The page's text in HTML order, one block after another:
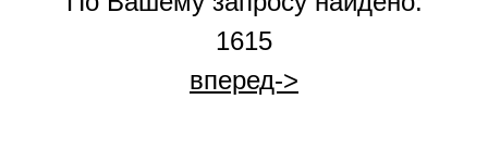
1615
вперед->